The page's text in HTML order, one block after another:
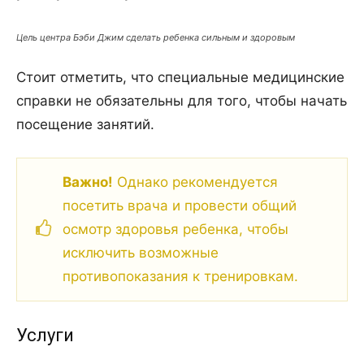
Цель центра Бэби Джим сделать ребенка сильным и здоровым
Стоит отметить, что специальные медицинские
справки не обязательны для того, чтобы начать
посещение занятий.
Важно! Однако рекомендуется
посетить врача и провести общий
осмотр здоровья ребенка, чтобы
исключить возможные
противопоказания к тренировкам.
Услуги